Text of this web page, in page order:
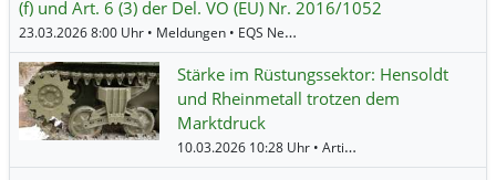
(f) und Art. 6 (3) der Del. VO (EU) Nr. 2016/1052
23.03.2026 8:00 Uhr • Meldungen • EQS News •
Stärke im Rüstungssektor: Hensoldt
und Rheinmetall trotzen dem
Marktdruck
10.03.2026 10:28 Uhr • Artikel • BörsenNEWS.de •